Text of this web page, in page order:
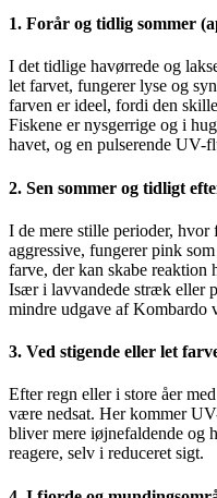
1. Forår og tidlig sommer
I det tidlige havørrede og
let farvet, fungerer lyse og
farven er ideel, fordi den
Fiskene er nysgerrige og i
havet, og en pulserende UV-
2. Sen sommer og tidligt
I de mere stille perioder,
aggressive, fungerer pink
farve, der kan skabe reaktion
Især i lavvandede stræk eller
mindre udgave af Kombardo
3. Ved stigende eller let
Efter regn eller i store åer
være nedsat. Her kommer
bliver mere iøjnefaldende og
reagere, selv i reduceret sigt.